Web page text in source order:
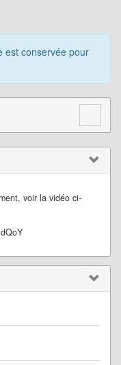
i
g
o
est conservée pour
voir la vidéo ci-